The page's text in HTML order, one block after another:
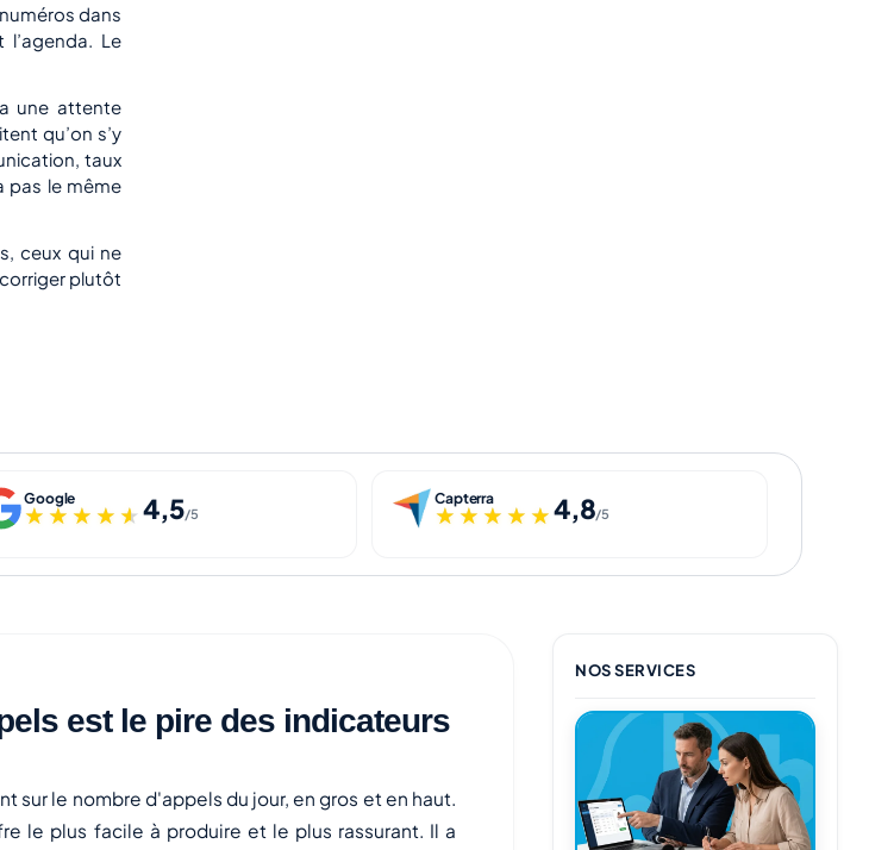
dans
Le
une attente
qu’on s’y
taux
pas le même
ceux qui ne
plutôt
Google
★★★★★
★★★★★ 4,5/5
Capterra
★★★★★
★★★★★4,8/5
est le pire des indicateurs
sur le nombre d'appels du jour, en gros et en haut.
le plus facile à produire et le plus rassurant. Il a
NOS SERVICES